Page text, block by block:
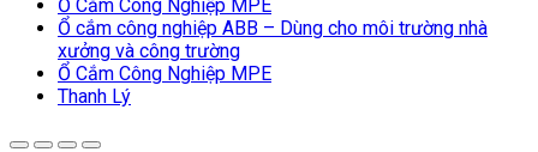
Ổ Cắm Công Nghiệp MPE
Ổ cắm công nghiệp ABB – Dùng cho môi trường nhà
xưởng và công trường
Ổ Cắm Công Nghiệp MPE
Thanh Lý